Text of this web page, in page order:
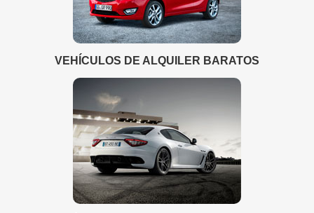
VEHÍCULOS DE ALQUILER BARATOS